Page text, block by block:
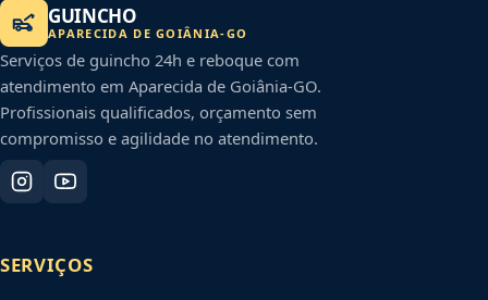
GUINCHO
APARECIDA DE GOIÂNIA-GO
Serviços de guincho 24h e reboque com
atendimento em Aparecida de Goiânia-GO.
Profissionais qualificados, orçamento sem
compromisso e agilidade no atendimento.
SERVIÇOS